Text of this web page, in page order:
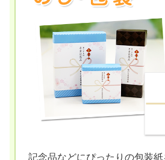
記念品などにぴったりの包装